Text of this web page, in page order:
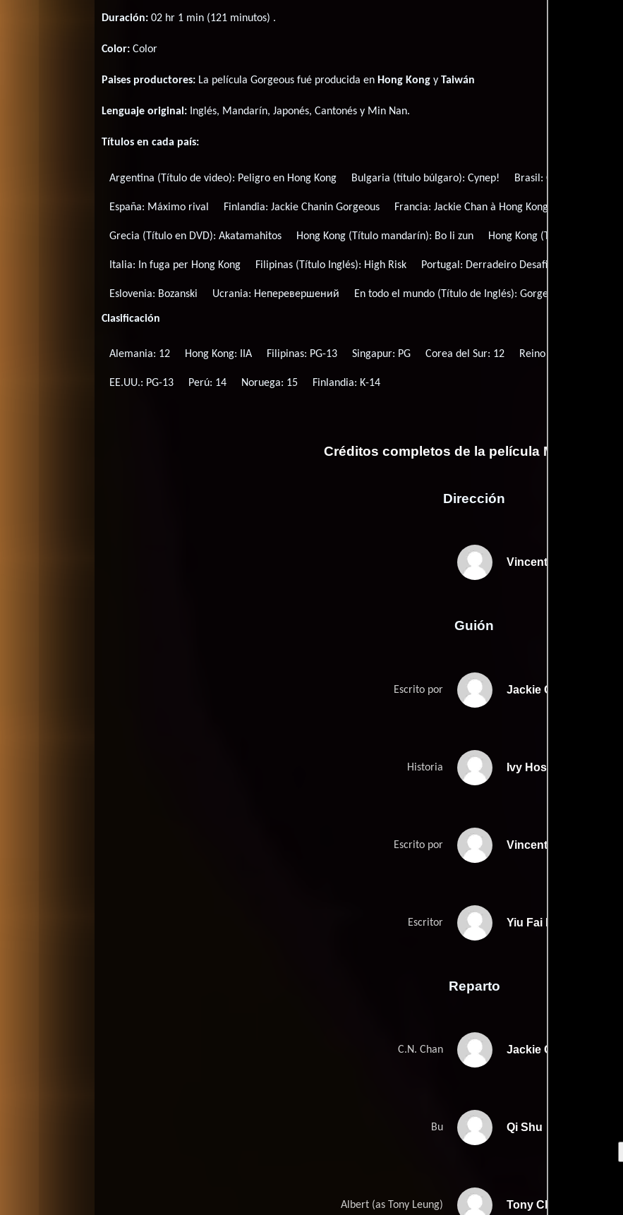
Duración: 02 hr 1 min (121 minutos) .
Color: Color
Paises productores: La película Gorgeous fué producida en Hong Kong yTaiwán
Lenguaje original: Inglés, Mandarín,Japonés,Cantonés y Min Nan.
Títulos en cada país:
Argentina (Título de video): Peligro en Hong Kong Bulgaria (título búlgaro):Супер! Brasil:O Grande Desafio
España: Máximo rival Finlandia:Jackie Chanin Gorgeous Francia:Jackie Chan à Hong Kong
Grecia (Título en DVD): Akatamahitos Hong Kong (Título mandarín): Bo li zun Hong Kong (Título Inglés):
Italia: In fuga per Hong Kong Filipinas (Título Inglés): High Risk Portugal: Derradeiro Desafio
Eslovenia: Bozanski Ucrania: Неперевершений En todo el mundo (Título de Inglés):Gorgeous
Clasificación
Alemania: 12 Hong Kong: IIA Filipinas: PG-13 Singapur: PG Corea del Sur: 12 Reino Unido: PG
EE.UU.: PG-13 Perú: 14 Noruega: 15 Finlandia: K-14
Créditos completos de la película Máximo rival
Dirección
Vincent Kok
Guión
Escrito por Jackie Chans
Historia Ivy Hos
Escrito por Vincent Koks
Escritor Yiu Fai Los
Reparto
C.N. Chan Jackie Chan
Bu Qi Shu
Albert (as Tony Leung) Tony Chiu Wai Leung